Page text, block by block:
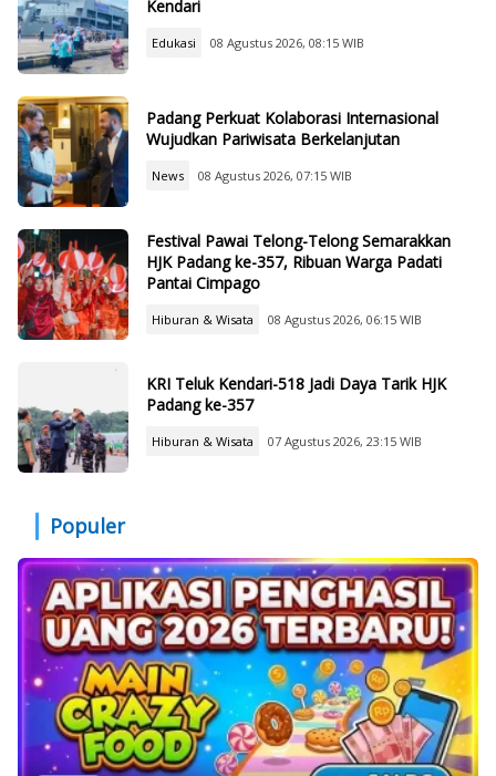
Kendari
Edukasi 08 Agustus 2026, 08:15 WIB
Padang Perkuat Kolaborasi Internasional
Wujudkan Pariwisata Berkelanjutan
News 08 Agustus 2026, 07:15 WIB
Festival Pawai Telong-Telong Semarakkan
HJK Padang ke-357, Ribuan Warga Padati
Pantai Cimpago
Hiburan & Wisata 08 Agustus 2026, 06:15 WIB
KRI Teluk Kendari-518 Jadi Daya Tarik HJK
Padang ke-357
Hiburan & Wisata 07 Agustus 2026, 23:15 WIB
Populer